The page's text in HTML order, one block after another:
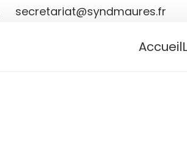
secretariat@syndmaures.fr
Accueil